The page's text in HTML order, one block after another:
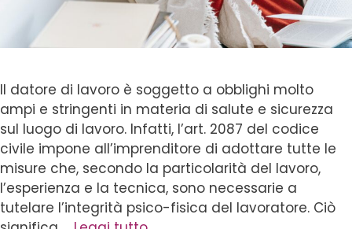
Il datore di lavoro è soggetto a obblighi molto
ampi e stringenti in materia di salute e sicurezza
sul luogo di lavoro. Infatti, l’art. 2087 del codice
civile impone all’imprenditore di adottare tutte le
misure che, secondo la particolarità del lavoro,
l’esperienza e la tecnica, sono necessarie a
tutelare l’integrità psico-fisica del lavoratore. Ciò